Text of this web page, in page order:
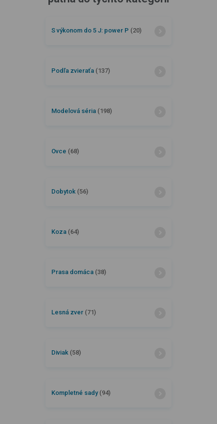
S výkonom do 5 J: power P (20)
Podľa zvieraťa (137)
Modelová séria (198)
Ovce (68)
Dobytok (56)
Koza (64)
Prasa domáca (38)
Lesná zver (71)
Diviak (58)
Kompletné sady (94)